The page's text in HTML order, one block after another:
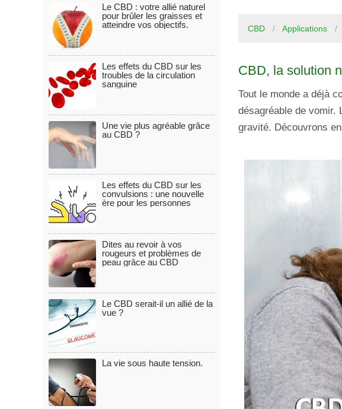
CBD Applications
CBD, la solution
Tout le monde a déjà
désagréable de vomir.
gravité. Découvrons
Le CBD : votre allié naturel
pour brûler les graisses et
atteindre vos objectifs.
Les effets du CBD sur les
troubles de la circulation
sanguine
Une vie plus agréable grâce
au CBD ?
Les effets du CBD sur les
convulsions : une nouvelle
ère pour les personnes
Dites au revoir à vos
rougeurs et problèmes de
peau grâce au CBD
Le CBD serait-il un allié de la
vue ?
La vie sous haute tension.